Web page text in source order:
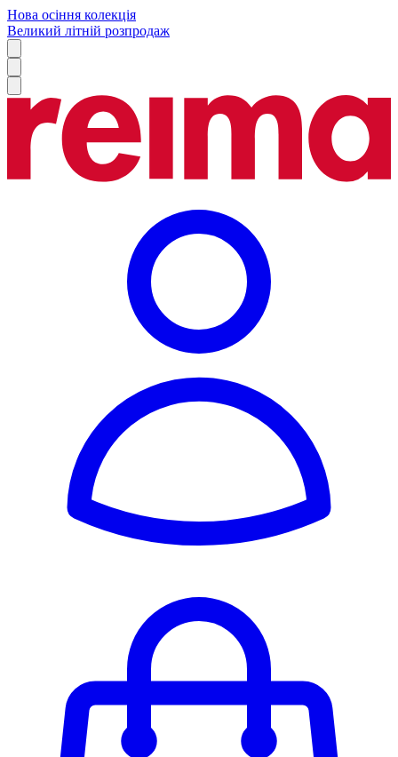
Нова осіння колекція
Великий літній розпродаж